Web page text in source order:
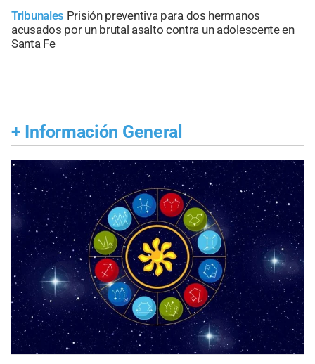
Tribunales Prisión preventiva para dos hermanos
acusados por un brutal asalto contra un adolescente en
Santa Fe
+ Información General